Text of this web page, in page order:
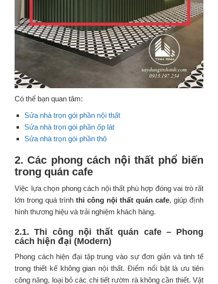
Có thể bạn quan tâm:
Sửa nhà trọn gói phần nội thất
Sửa nhà trọn gói phần ốp lát
Sửa nhà trọn gói phần thô
2. Các phong cách nội thất phổ biến
trong quán cafe
Việc lựa chọn phong cách nội thất phù hợp đóng vai trò rất
lớn trong quá trình thi công nội thất quán cafe, giúp định
hình thương hiệu và trải nghiệm khách hàng.
2.1. Thi công nội thất quán cafe – Phong
cách hiện đại (Modern)
Phong cách hiện đại tập trung vào sự đơn giản và tinh tế
trong thiết kế không gian nội thất. Điểm nổi bật là ưu tiên
công năng, loại bỏ các chi tiết rườm rà không cần thiết. Vật